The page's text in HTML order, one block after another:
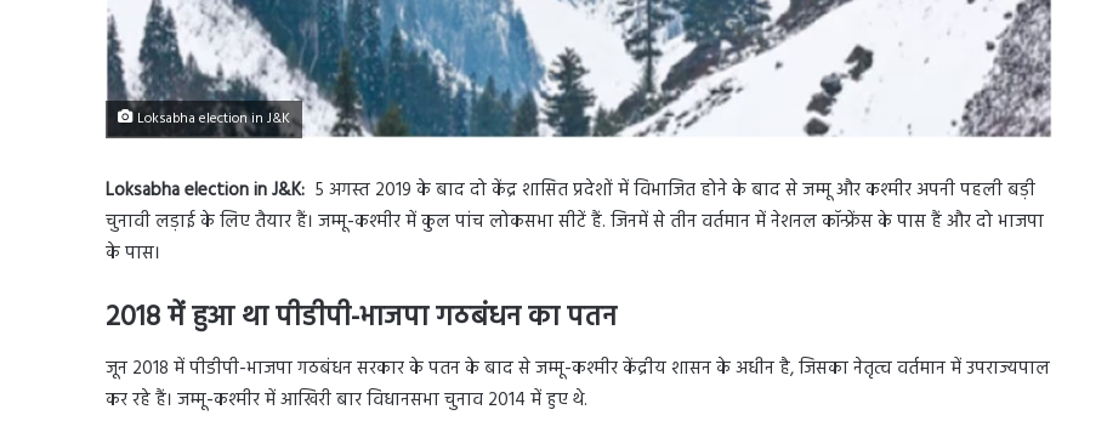
Loksabha election in J&K
Loksabha election in J&K: 5 अगस्त 2019 के बाद दो केंद्र शासित प्रदेशों में विभाजित होने के बाद से जम्मू और कश्मीर अपनी पहली बड़ी
चुनावी लड़ाई के लिए तैयार हैं। जम्मू-कश्मीर में कुल पांच लोकसभा सीटें हैं. जिनमें से तीन वर्तमान में नेशनल कॉन्फ्रेंस के पास हैं और दो भाजपा
के पास।
2018 में हुआ था पीडीपी-भाजपा गठबंधन का पतन
जून 2018 में पीडीपी-भाजपा गठबंधन सरकार के पतन के बाद से जम्मू-कश्मीर केंद्रीय शासन के अधीन है, जिसका नेतृत्व वर्तमान में उपराज्यपाल
कर रहे हैं। जम्मू-कश्मीर में आखिरी बार विधानसभा चुनाव 2014 में हुए थे.